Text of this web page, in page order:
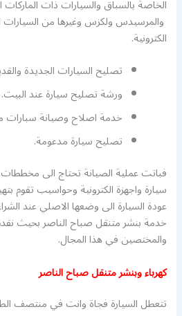
والمرسيدس ولكزس وغيرها من السيارات
الكترونية.
تصليح السيارات الجديدة
ورشة تصليح سيارة عند البيت.
خدمة اصلاح وصيانة سبارات
تصليح سيارة مدعومة.
فباتت عملية الصيانة تحتاج الى
سيارة واجهزة الكترونية وحواسيب تقوم
عودة السيارة الى وضعها الاصلي عند
خدمة بنشر متنقل صباح الناصر بحيث
والمختصين في هذا المجال.
كهرباء وبنشر متنقل صباح الناصر
تتعطل السيارة فجاة وانت في منتصف